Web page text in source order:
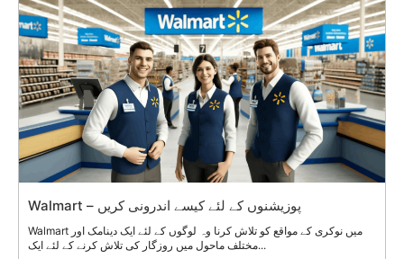
Walmart – پوزیشنوں کے لئے کیسے اندرونی کریں
Walmart میں نوکری کے مواقع کو تلاش کرنا وہ لوگوں کے لئے ایک دینامک اور
مختلف ماحول میں روزگار کی تلاش کرنے کے لئے ایک...